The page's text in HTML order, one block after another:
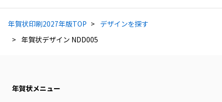
年賀状印刷2027年版TOP
デザインを探す
年賀状デザイン NDD005
年賀状メニュー